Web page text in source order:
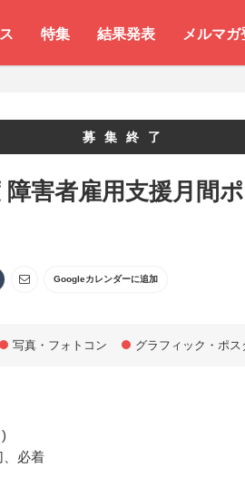
特集 結果発表 メルマガ
募集終了
障害者雇用支援月間
Googleカレンダーに追加
写真・フォトコン グラフィック・ポス
、必着